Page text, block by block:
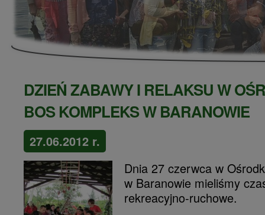
DZIEŃ ZABAWY I RELAKSU W
BOS KOMPLEKS W BARANOWIE
27.06.2012 r.
Dnia 27 czerwca w
w Baranowie mieliśmy
rekreacyjno-ruchowe.